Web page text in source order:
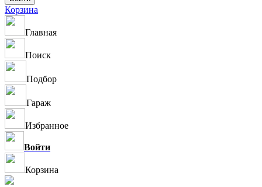
Корзина
Главная
Поиск
Подбор
Гараж
Избранное
Войти
Корзина